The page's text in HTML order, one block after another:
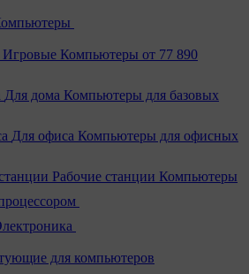
Игровые Компьютеры от 77 890
Для дома Компьютеры для базовых
Для офиса Компьютеры для офисных
Рабочие станции Компьютеры